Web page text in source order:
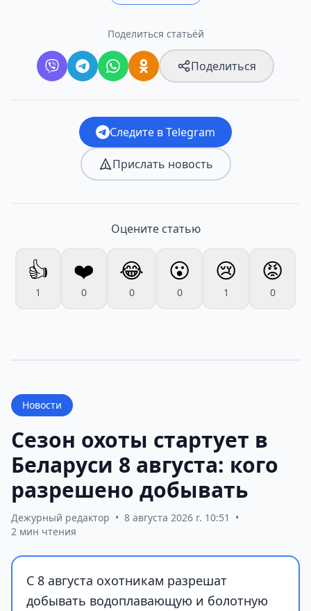
Поделиться статьёй
Поделиться
Следите в Telegram
Прислать новость
Оцените статью
👍
1
❤️
0
😂
0
😮
0
😢
1
😡
0
Новости
Сезон охоты стартует в
Беларуси 8 августа: кого
разрешено добывать
Дежурный редактор • 8 августа 2026 г. 10:51
•
2 мин чтения
С 8 августа охотникам разрешат
добывать водоплавающую и болотную